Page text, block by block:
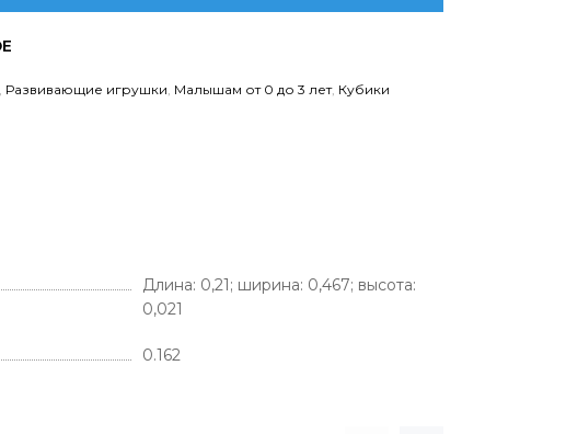
Развивающие игрушки Малышам от 0 до 3 лет, Кубики
Длина: 0,21; ширина: 0,467; высота:
0,021
0.162